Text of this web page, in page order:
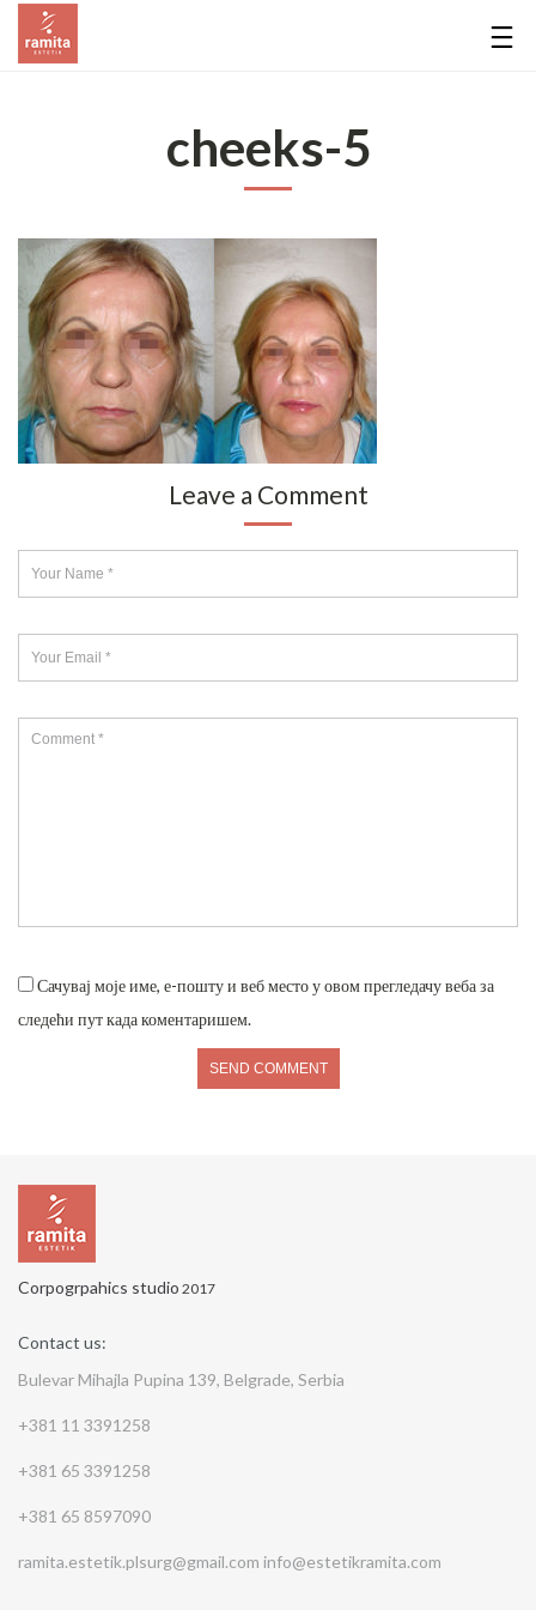
cheeks-5
Leave a Comment
Сачувај моје име, е-пошту и веб место у овом прегледачу веба за
следећи пут када коментаришем.
Corpogrpahics studio 2017
Contact us:
Bulevar Mihajla Pupina 139, Belgrade, Serbia
+381 11 3391258
+381 65 3391258
+381 65 8597090
ramita.estetik.plsurg@gmail.com info@estetikramita.com